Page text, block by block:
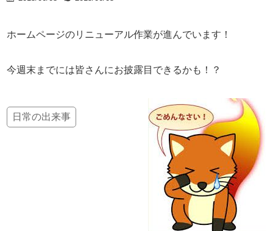
ホームページのリニューアル作業が進んでいます！
今週末までには皆さんにお披露目できるかも！？
日常の出来事